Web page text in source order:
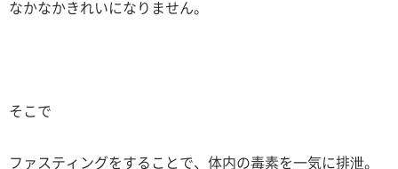
なかなかきれいになりません。
そこで
ファスティングをすることで、体内の毒素を一気に排泄。